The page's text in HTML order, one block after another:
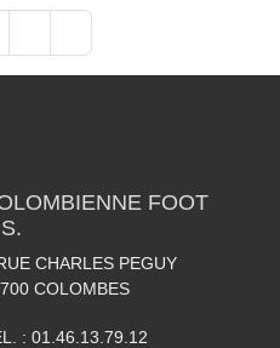
FOOT
CHARLES PEGUY
COLOMBES
: 01.46.13.79.12